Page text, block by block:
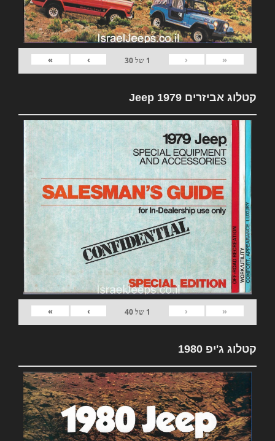
«
‹
1 של30
›
»
קטלוג אביזרים 1979 Jeep
«
‹
1 של40
›
»
קטלוג ג'יפ 1980